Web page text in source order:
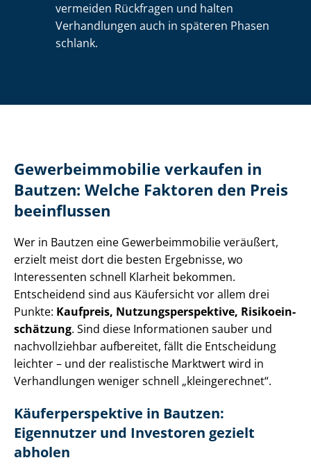
vermeiden Rückfragen und halten
Verhandlungen auch in späteren Phasen
schlank.
Ge­wer­be­im­mo­bi­lie verkaufen in
Bautzen: Welche Faktoren den Preis
beeinflussen
Wer in Bautzen eine Ge­wer­be­im­mo­bi­lie veräußert,
erzielt meist dort die besten Ergebnisse, wo
Interessenten schnell Klarheit bekommen.
Entscheidend sind aus Käufersicht vor allem drei
Punkte: Kaufpreis, Nut­zungs­per­spek­ti­ve, Ri­si­ko­ein­
schät­zung. Sind diese Informationen sauber und
nachvollziehbar aufbereitet, fällt die Entscheidung
leichter – und der realistische Marktwert wird in
Verhandlungen weniger schnell „kleingerechnet“.
Käu­fer­per­spek­ti­ve in Bautzen:
Eigennutzer und Investoren gezielt
abholen